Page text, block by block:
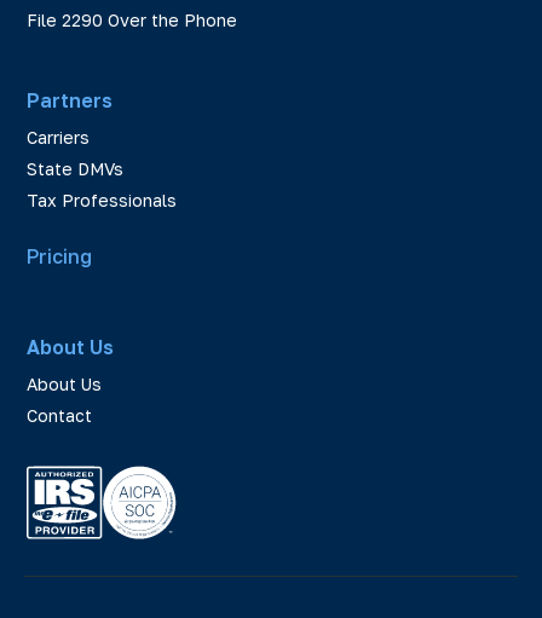
File 2290 Over the Phone
Partners
Carriers
State DMVs
Tax Professionals
Pricing
About Us
About Us
Contact